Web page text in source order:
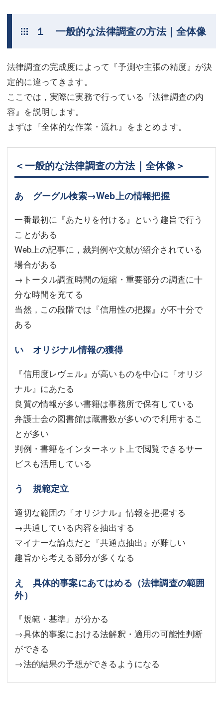
交通事故
商業登記
調査・書面作成
債務整理
東京事務所 (新宿・四谷)
埼玉事務所 (さいたま市)
川口事務所（埼玉県川口市）
不動産登記
調査・書面作成
債務整理
マスコミ取材・実績
東京事務所 (新宿・四谷)
埼玉事務所 (さいたま市)
川口事務所（埼玉県川口市）
お問い合せフォーム
１ 一般的な法律調査の方法｜全体像
法律調査の完成度によって『予測や主張の精度』が決
定的に違ってきます。
ここでは，実際に実務で行っている『法律調査の内
容』を説明します。
まずは『全体的な作業・流れ』をまとめます。
＜一般的な法律調査の方法｜全体像＞
あ グーグル検索→Web上の情報把握
一番最初に『あたりを付ける』という趣旨で行う
ことがある
Web上の記事に，裁判例や文献が紹介されている
場合がある
→トータル調査時間の短縮・重要部分の調査に十
分な時間を充てる
当然，この段階では『信用性の把握』が不十分で
ある
い オリジナル情報の獲得
『信用度レヴェル』が高いものを中心に『オリジ
ナル』にあたる
良質の情報が多い書籍は事務所で保有している
弁護士会の図書館は蔵書数が多いので利用するこ
とが多い
判例・書籍をインターネット上で閲覧できるサー
ビスも活用している
う 規範定立
適切な範囲の『オリジナル』情報を把握する
→共通している内容を抽出する
マイナーな論点だと『共通点抽出』が難しい
趣旨から考える部分が多くなる
え 具体的事案にあてはめる（法律調査の範囲
外）
『規範・基準』が分かる
→具体的事案における法解釈・適用の可能性判断
ができる
→法的結果の予想ができるようになる